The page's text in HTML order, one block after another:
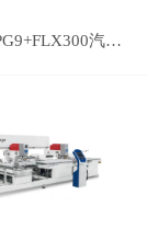
FXM10+FPG9+FLX300汽车后视镜磨边线